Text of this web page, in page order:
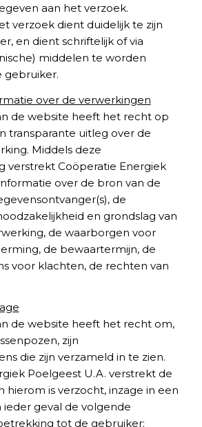
aan het verzoek.
verzoek dient duidelijk te zijn
en dient schriftelijk of via
middelen te worden
gebruiker.
over de verwerkingen
de website heeft het recht op
transparante uitleg over de
Middels deze
verstrekt Coöperatie Energiek
over de bron van de
de
en grondslag van
de waarborgen voor
de bewaartermijn, de
voor klachten, de rechten van
de website heeft het recht om,
zijn
die zijn verzameld in te zien.
Poelgeest U.A. verstrekt de
hierom is verzocht, inzage in een
geval de volgende
tot de gebruiker: